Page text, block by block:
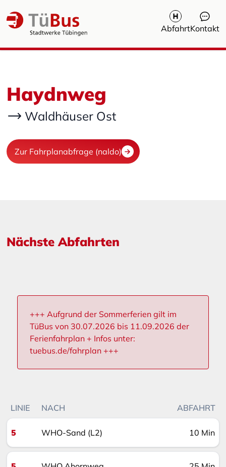
AbfahrtKontakt
Haydnweg
Waldhäuser Ost
Zur Fahrplanabfrage (naldo)
Nächste Abfahrten
+++ Aufgrund der Sommerferien gilt im
TüBus von 30.07.2026 bis 11.09.2026 der
Ferienfahrplan + Infos unter:
tuebus.de/fahrplan +++
LINIE NACH ABFAHRT
5 WHO-Sand (L2) 10 Min